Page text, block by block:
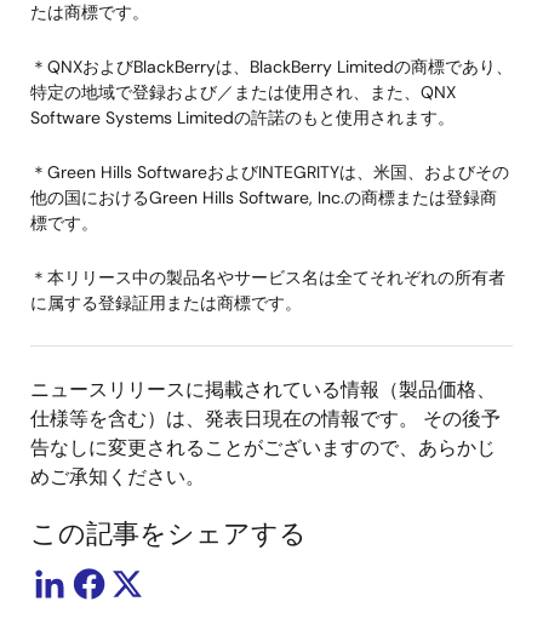
たは商標です。
＊QNXおよびBlackBerryは、BlackBerry Limitedの商標であり、
特定の地域で登録および／または使用され、また、QNX
Software Systems Limitedの許諾のもと使用されます。
＊Green Hills SoftwareおよびINTEGRITYは、米国、およびその
他の国におけるGreen Hills Software, Inc.の商標または登録商
標です。
＊本リリース中の製品名やサービス名は全てそれぞれの所有者
に属する登録証用または商標です。
ニュースリリースに掲載されている情報（製品価格、
仕様等を含む）は、発表日現在の情報です。 その後予
告なしに変更されることがございますので、あらかじ
めご承知ください。
この記事をシェアする